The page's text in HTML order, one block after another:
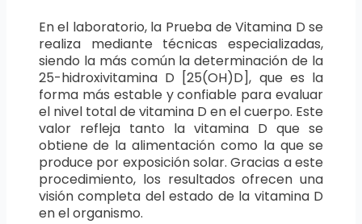
En el laboratorio, la Prueba de Vitamina D se
realiza mediante técnicas especializadas,
siendo la más común la determinación de la
25-hidroxivitamina D [25(OH)D], que es la
forma más estable y confiable para evaluar
el nivel total de vitamina D en el cuerpo. Este
valor refleja tanto la vitamina D que se
obtiene de la alimentación como la que se
produce por exposición solar. Gracias a este
procedimiento, los resultados ofrecen una
visión completa del estado de la vitamina D
en el organismo.